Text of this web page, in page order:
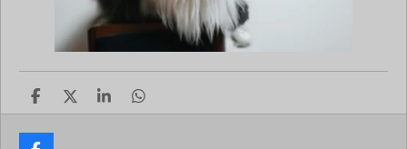
D
e
l
D
e
S
h
D
e